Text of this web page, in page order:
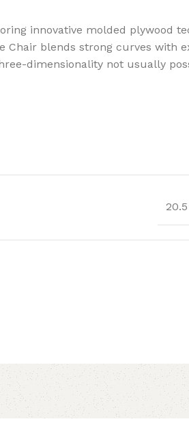
innovative molded plywood
Chair blends strong curves with
dimensionality not usually